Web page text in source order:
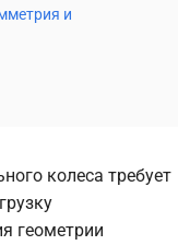
и
колеса требует
геометрии